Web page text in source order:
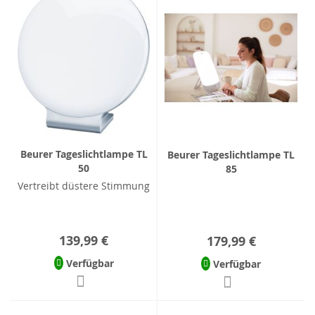
Beurer Tageslichtlampe TL
50
Vertreibt düstere Stimmung
139,99 €
Verfügbar
Beurer Tageslichtlampe TL
85
179,99 €
Verfügbar